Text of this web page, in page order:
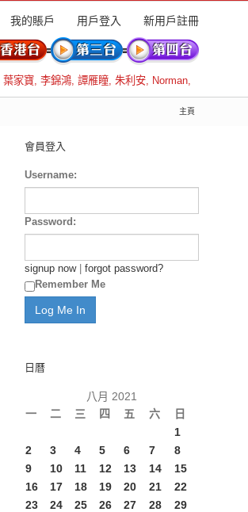
我的賬戶 用戶登入 新用戶註冊
葉家寶, 李錦鴻, 譚雁瞳, 朱利安, Norman,
主頁
會員登入
Username:
Password:
signup now| forgot password?
Remember Me
日曆
八月 2021
一
二 三 四 五 六 日
1
2
3 4 5 6 7
8
9
10 11 12 13 14
15
16
17 18 19 20 21
22
23
24 25 26 27 28
29